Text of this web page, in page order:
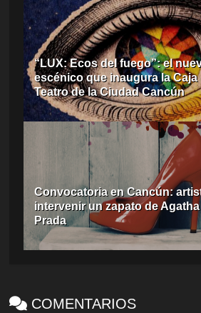
“LUX: Ecos del fuego”: el
escénico que inaugura la Caja
Teatro de la Ciudad Cancún
Convocatoria en Cancún:
intervenir un zapato de
Prada
COMENTARIOS